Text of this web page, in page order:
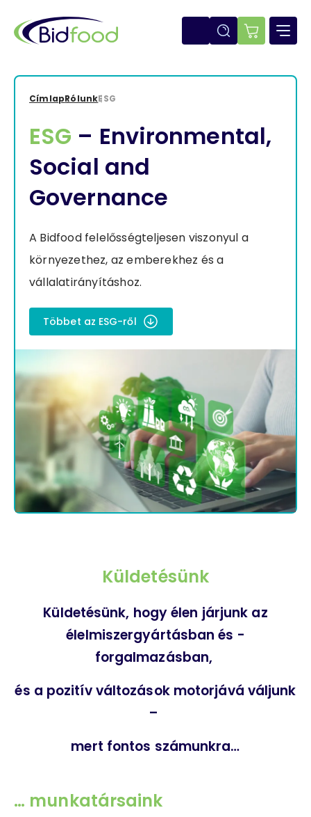
tartalomra
E-
CímlapRólunkESG
ESG – Environmental,
Social and
Governance
A Bidfood felelősségteljesen viszonyul a
környezethez, az emberekhez és a
vállalatirányításhoz.
Többet az ESG-ről
Küldetésünk
Küldetésünk, hogy élen járjunk az
élelmiszergyártásban és -
forgalmazásban,
és a pozitív változások motorjává váljunk
–
mert fontos számunkra…
… munkatársaink